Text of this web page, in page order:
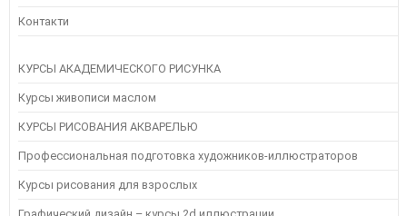
Контакти
КУРСЫ АКАДЕМИЧЕСКОГО РИСУНКА
Курсы живописи маслом
КУРСЫ РИСОВАНИЯ АКВАРЕЛЬЮ
Профессиональная подготовка художников-иллюстраторов
Курсы рисования для взрослых